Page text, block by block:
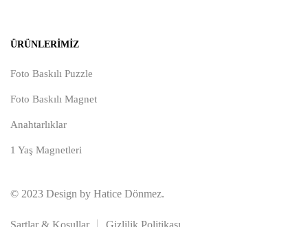
ÜRÜNLERIMIZ
Foto Baskılı Puzzle
Foto Baskılı Magnet
Anahtarlıklar
1 Yaş Magnetleri
© 2023 Design by Hatice Dönmez.
Şartlar & Koşullar Gizlilik Politikası